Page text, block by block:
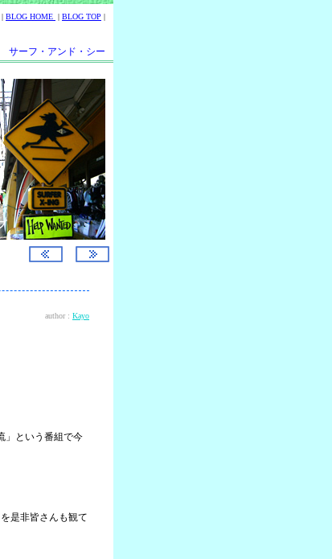
| BLOG HOME | BLOG TOP |
サーフ・アンド・シー
author : Kayo
」という番組で今
是非皆さんも観て